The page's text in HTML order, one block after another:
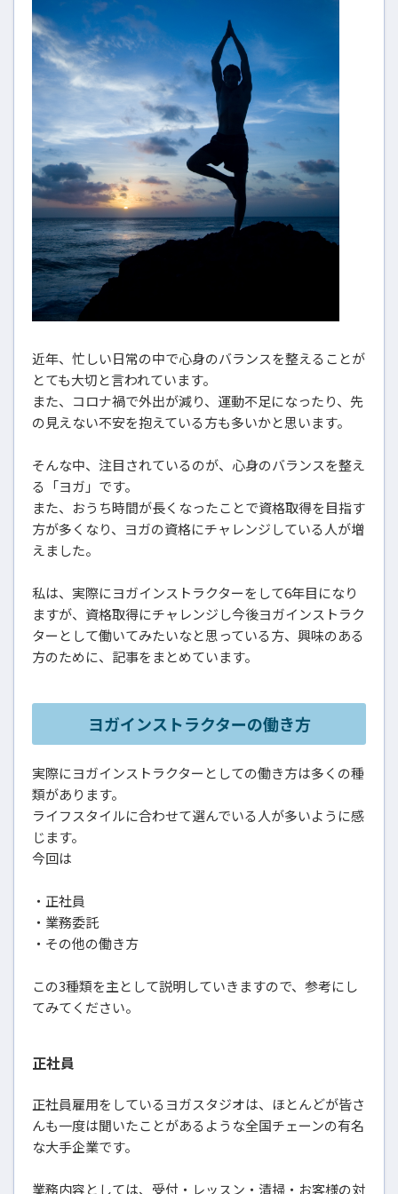
近年、忙しい日常の中で心身のバランスを整えることが
とても大切と言われています。
また、コロナ禍で外出が減り、運動不足になったり、先
の見えない不安を抱えている方も多いかと思います。
そんな中、注目されているのが、心身のバランスを整え
る「ヨガ」です。
また、おうち時間が長くなったことで資格取得を目指す
方が多くなり、ヨガの資格にチャレンジしている人が増
えました。
私は、実際にヨガインストラクターをして6年目になり
ますが、資格取得にチャレンジし今後ヨガインストラク
ターとして働いてみたいなと思っている方、興味のある
方のために、記事をまとめています。
ヨガインストラクターの働き方
実際にヨガインストラクターとしての働き方は多くの種
類があります。
ライフスタイルに合わせて選んでいる人が多いように感
じます。
今回は
・正社員
・業務委託
・その他の働き方
この3種類を主として説明していきますので、参考にし
てみてください。
正社員
正社員雇用をしているヨガスタジオは、ほとんどが皆さ
んも一度は聞いたことがあるような全国チェーンの有名
な大手企業です。
業務内容としては、受付・レッスン・清掃・お客様の対